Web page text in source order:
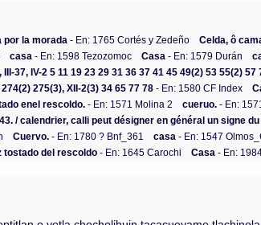
por la morada - En: 1765 Cortés y Zedeño Celda, ô
casa - En: 1598 Tezozomoc Casa - En: 1579 Durán
III-37, IV-2 5 11 19 23 29 31 36 37 41 45 49(2) 53 55(2)
275(3), XII-2(3) 34 65 77 78 - En: 1580 CF Index
enel rescoldo. - En: 1571 Molina 2 cueruo. - En:
/ calendrier, calli peut désigner en général un signe
Cuervo. - En: 1780 ? Bnf_361 casa - En: 1547
tostado del rescoldo - En: 1645 Carochi Casa - En: